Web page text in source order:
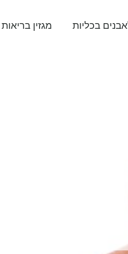
בכליות מגזין בריאות